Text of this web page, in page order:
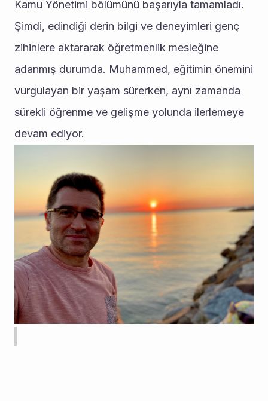
Kamu Yönetimi bölümünü başarıyla tamamladı.
Şimdi, edindiği derin bilgi ve deneyimleri genç
zihinlere aktararak öğretmenlik mesleğine
adanmış durumda. Muhammed, eğitimin önemini
vurgulayan bir yaşam sürerken, aynı zamanda
sürekli öğrenme ve gelişme yolunda ilerlemeye
devam ediyor.